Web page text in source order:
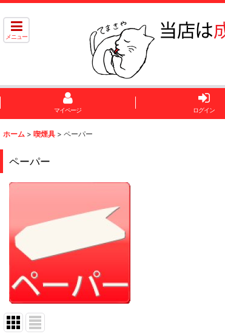
メニュー
マイページ ログイン
ホーム > 喫煙具 > ペーパー
ペーパー